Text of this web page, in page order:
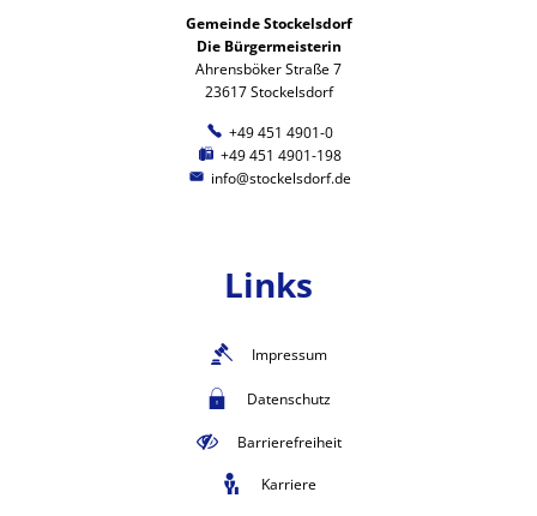
Gemeinde Stockelsdorf
Die Bürgermeisterin
Ahrensböker Straße 7
23617 Stockelsdorf
+49 451 4901-0
+49 451 4901-198
info@stockelsdorf.de
Links
Impressum
Datenschutz
Barrierefreiheit
Karriere